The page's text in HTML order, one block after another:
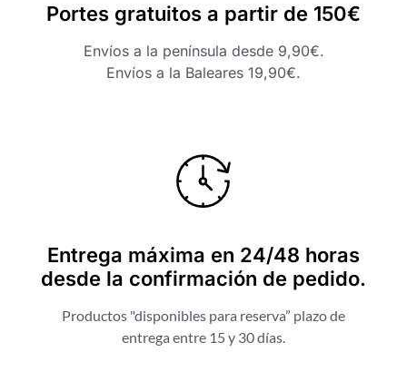
Portes gratuitos a partir de 150€
Envíos a la península desde 9,90€.
Envíos a la Baleares 19,90€.
Entrega máxima en 24/48 horas
desde la confirmación de pedido.
Productos "disponibles para reserva” plazo de
entrega entre 15 y 30 días.